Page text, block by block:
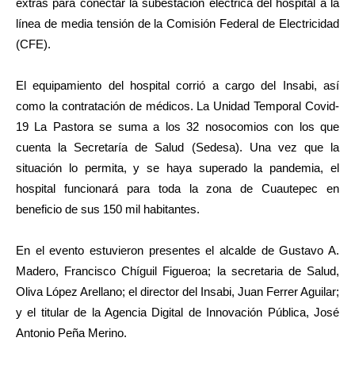
extras para conectar la subestación eléctrica del hospital a la
línea de media tensión de la Comisión Federal de Electricidad
(CFE).
El equipamiento del hospital corrió a cargo del Insabi, así
como la contratación de médicos. La Unidad Temporal Covid-
19 La Pastora se suma a los 32 nosocomios con los que
cuenta la Secretaría de Salud (Sedesa). Una vez que la
situación lo permita, y se haya superado la pandemia, el
hospital funcionará para toda la zona de Cuautepec en
beneficio de sus 150 mil habitantes.
En el evento estuvieron presentes el alcalde de Gustavo A.
Madero, Francisco Chíguil Figueroa; la secretaria de Salud,
Oliva López Arellano; el director del Insabi, Juan Ferrer Aguilar;
y el titular de la Agencia Digital de Innovación Pública, José
Antonio Peña Merino.